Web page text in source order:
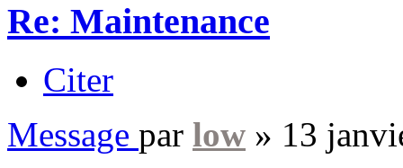
Re: Maintenance
Citer
Message par low » 13